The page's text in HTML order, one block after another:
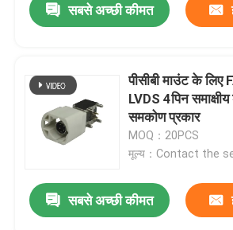
सबसे अच्छी कीमत
पीसीबी माउंट के लिए
LVDS 4पिन
समकोण प्रकार
MOQ：20PCS
मूल्य：Contact the
सबसे अच्छी कीमत